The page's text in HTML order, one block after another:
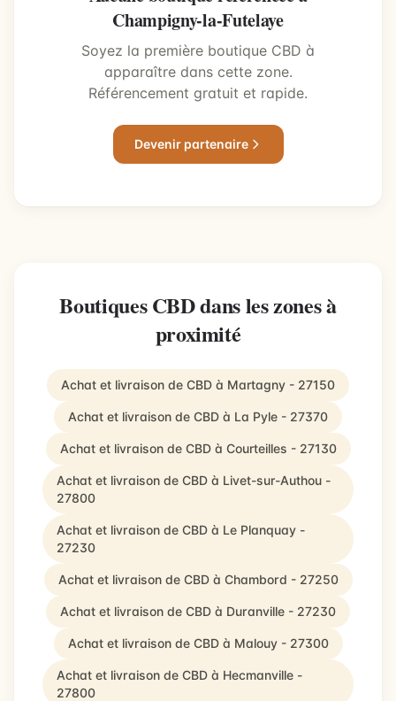
Champigny-la-Futelaye
Soyez la première boutique CBD à
apparaître dans cette zone.
Référencement gratuit et rapide.
Devenir partenaire
Boutiques CBD dans les zones à
proximité
Achat et livraison de CBD à Martagny - 27150
Achat et livraison de CBD à La Pyle - 27370
Achat et livraison de CBD à Courteilles - 27130
Achat et livraison de CBD à Livet-sur-Authou -
27800
Achat et livraison de CBD à Le Planquay -
27230
Achat et livraison de CBD à Chambord - 27250
Achat et livraison de CBD à Duranville - 27230
Achat et livraison de CBD à Malouy - 27300
Achat et livraison de CBD à Hecmanville -
27800